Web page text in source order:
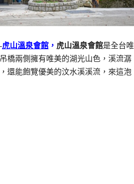
虎山溫泉會館 ， 虎山溫泉會館是全台唯
橋兩側擁有唯美的湖光山色，溪流潺
還能飽覽優美的汶水溪溪流，來這泡